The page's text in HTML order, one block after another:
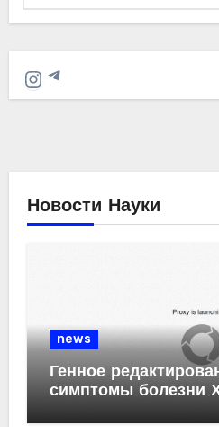
Instagram
Telegram
Новости Науки
news
Генное
симптомы болезни